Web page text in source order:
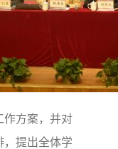
方案，并对
，提出全体学